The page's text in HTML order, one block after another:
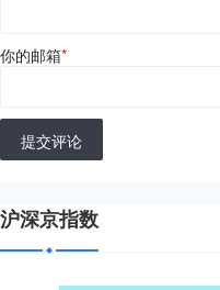
你的邮箱*
提交评论
沪深京指数